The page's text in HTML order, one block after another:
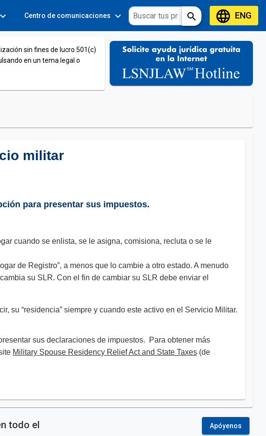
expand_more Centro de comunicaciones expand_more Toolsexpand_more search languageENG
sin fines de lucro 501(c)
en un tema legal o
militar
para presentar sus impuestos.
cuando se enlista, se le asigna, comisiona, recluta o se le
de Registro”, a menos que lo cambie a otro estado. A menudo
su SLR. Con el fin de cambiar su SLR debe enviar el
su “residencia” siempre y cuando este activo en el Servicio Militar.
sus declaraciones de impuestos. Para obtener más
Military Spouse Residency Relief Act and State Taxes (de
todo el
Apóyenos